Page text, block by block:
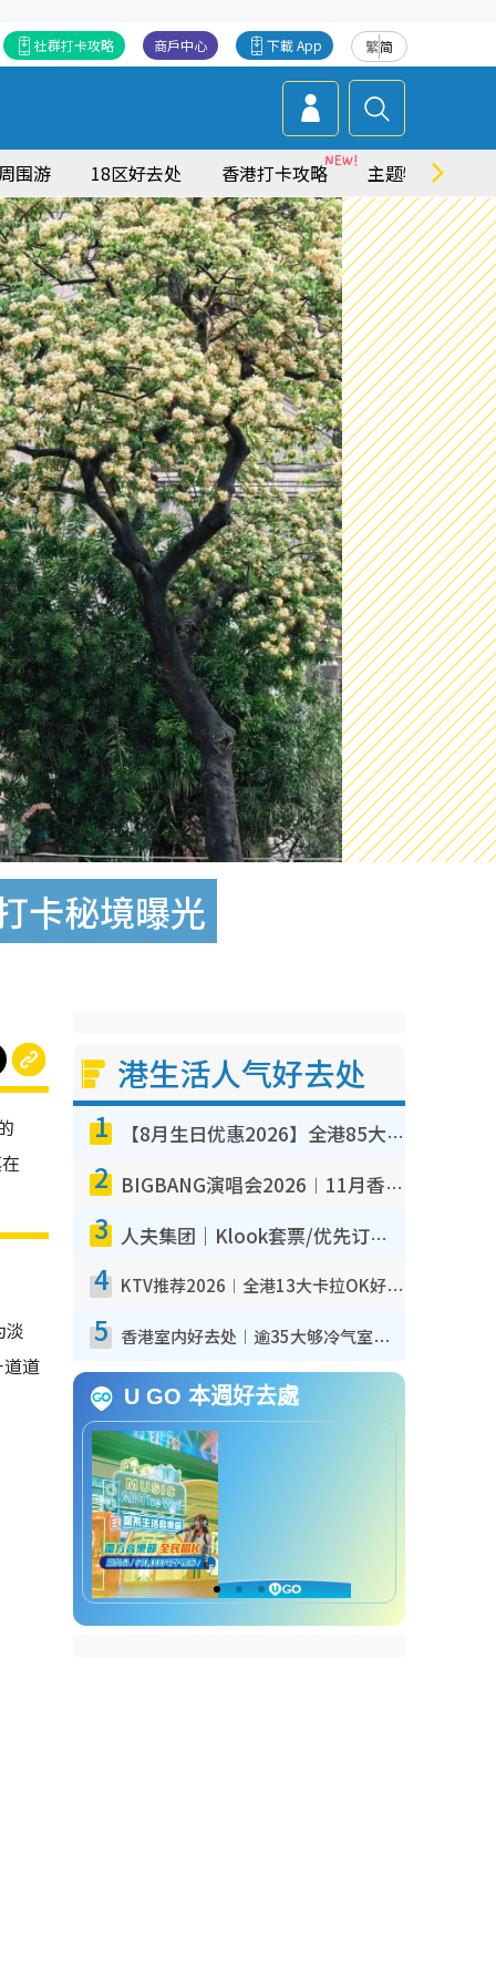
繁简
下載 App
商戶中心
社群打卡攻略
围游 18区好去处 香港打卡攻略 主题特集
卡秘境曝光
淡
道
港生活人气好去处
1 【8月生日优惠2026】全港85大食买玩著数攻略 自助餐/火锅放题同行免费＋诚品/DONKI送现金券
2 BIGBANG演唱会2026︱11月香港启德开3场！实名制VIP申请、优先购票攻略
3 人夫集团｜Klook套票/优先订票/公开售票抢票攻略！附票价.购票连结.场地座位表
4 KTV推荐2026︱全港13大卡拉OK好去处！最低36元起 日语歌都有！(附地址+收费详情)
5 香港室内好去处︱逾35大够冷气室内好去处推荐 室内活动免费避雨无惧下雨
U GO 本週好去處